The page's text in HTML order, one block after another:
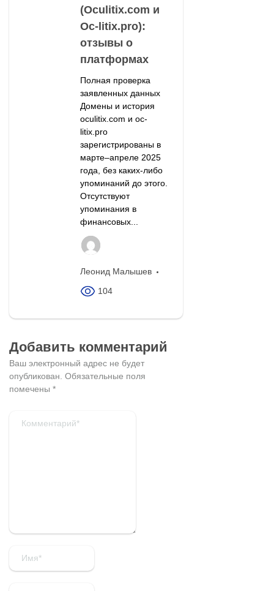
(Oculitix.com и
Oc-litix.pro):
отзывы о
платформах
Полная проверка
заявленных данных
Домены и история
oculitix.com и oc-
litix.pro
зарегистрированы в
марте–апреле 2025
года, без каких-либо
упоминаний до этого.
Отсутствуют
упоминания в
финансовых...
Леонид Малышев
104
Добавить комментарий
Ваш электронный адрес не будет
опубликован. Обязательные поля
помечены *